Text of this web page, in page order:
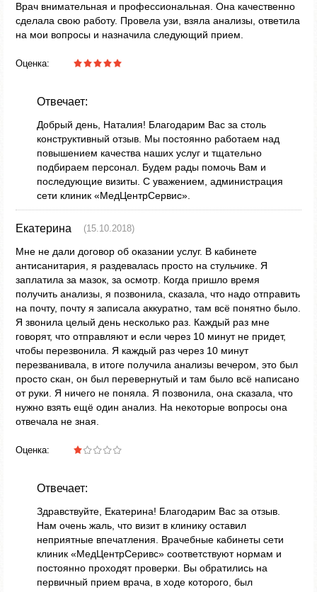
Врач внимательная и профессиональная. Она качественно
сделала свою работу. Провела узи, взяла анализы, ответила
на мои вопросы и назначила следующий прием.
Оценка:
Отвечает:
Добрый день, Наталия! Благодарим Вас за столь
конструктивный отзыв. Мы постоянно работаем над
повышением качества наших услуг и тщательно
подбираем персонал. Будем рады помочь Вам и
последующие визиты. С уважением, администрация
сети клиник «МедЦентрСервис».
Екатерина (15.10.2018)
Мне не дали договор об оказании услуг. В кабинете
антисанитария, я раздевалась просто на стульчике. Я
заплатила за мазок, за осмотр. Когда пришло время
получить анализы, я позвонила, сказала, что надо отправить
на почту, почту я записала аккуратно, там всё понятно было.
Я звонила целый день несколько раз. Каждый раз мне
говорят, что отправляют и если через 10 минут не придет,
чтобы перезвонила. Я каждый раз через 10 минут
перезванивала, в итоге получила анализы вечером, это был
просто скан, он был перевернутый и там было всё написано
от руки. Я ничего не поняла. Я позвонила, она сказала, что
нужно взять ещё один анализ. На некоторые вопросы она
отвечала не зная.
Оценка:
Отвечает:
Здравствуйте, Екатерина! Благодарим Вас за отзыв.
Нам очень жаль, что визит в клинику оставил
неприятные впечатления. Врачебные кабинеты сети
клиник «МедЦентрСеривс» соответствуют нормам и
постоянно проходят проверки. Вы обратились на
первичный прием врача, в ходе которого, был